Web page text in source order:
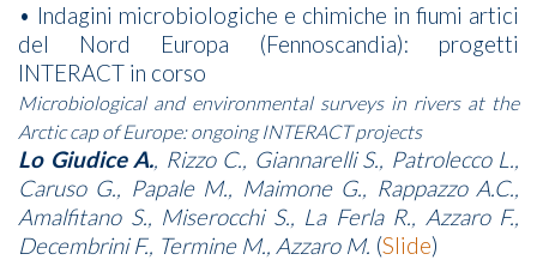
• Indagini microbiologiche e chimiche in fiumi artici
del Nord Europa (Fennoscandia): progetti
INTERACT in corso
Microbiological and environmental surveys in rivers at the
Arctic cap of Europe: ongoing INTERACT projects
Lo Giudice A., Rizzo C., Giannarelli S., Patrolecco L.,
Caruso G., Papale M., Maimone G., Rappazzo A.C.,
Amalfitano S., Miserocchi S., La Ferla R., Azzaro F.,
Decembrini F., Termine M., Azzaro M. (Slide)